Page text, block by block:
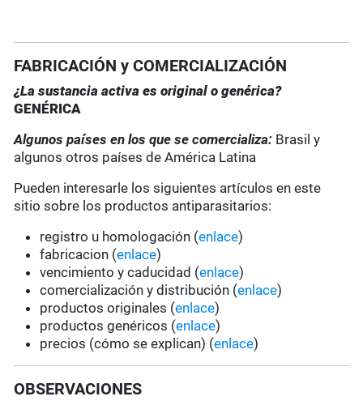
FABRICACIÓN y COMERCIALIZACIÓN
¿La sustancia activa es original o genérica?
GENÉRICA
Algunos países en los que se comercializa: Brasil y
algunos otros países de América Latina
Pueden interesarle los siguientes artículos en este
sitio sobre los productos antiparasitarios:
registro u homologación (enlace)
fabricacion (enlace)
vencimiento y caducidad (enlace)
comercialización y distribución (enlace)
productos originales (enlace)
productos genéricos (enlace)
precios (cómo se explican) (enlace)
OBSERVACIONES